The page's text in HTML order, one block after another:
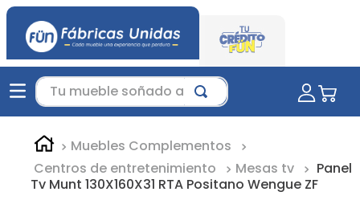
Tu mueble soñado aquí...
Muebles Complementos
Centros de entretenimiento
Mesas tv
Panel
Tv Munt 130X160X31 RTA Positano Wengue ZF